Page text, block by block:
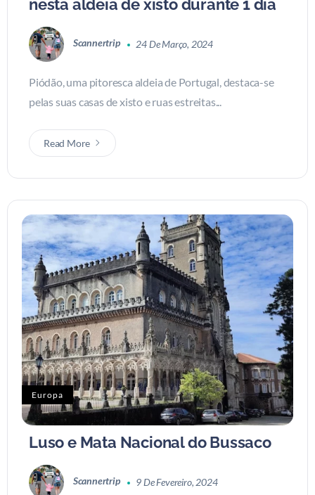
nesta aldeia de xisto durante 1 dia
Scannertrip 24 De Março, 2024
Piódão, uma pitoresca aldeia de Portugal, destaca-se
pelas suas casas de xisto e ruas estreitas...
Read More
Europa
Luso e Mata Nacional do Bussaco
Scannertrip 9 De Fevereiro, 2024